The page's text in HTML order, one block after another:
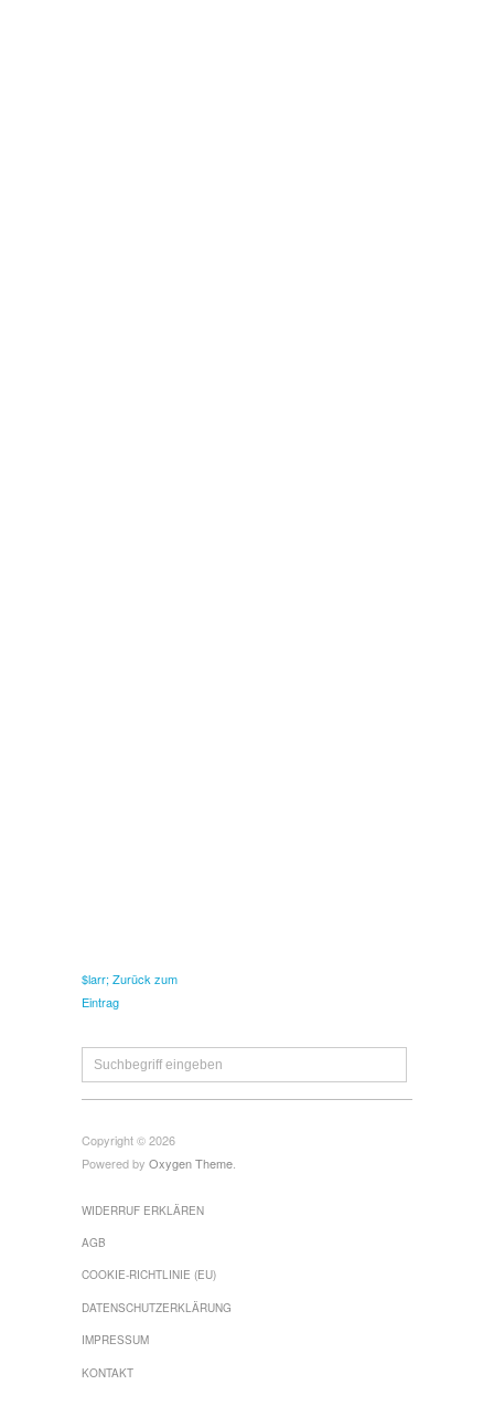
$larr; Zurück zum
Eintrag
Copyright © 2026
Powered by Oxygen Theme
WIDERRUF ERKLÄREN
AGB
COOKIE-RICHTLINIE (EU)
DATENSCHUTZERKLÄRUNG
IMPRESSUM
KONTAKT